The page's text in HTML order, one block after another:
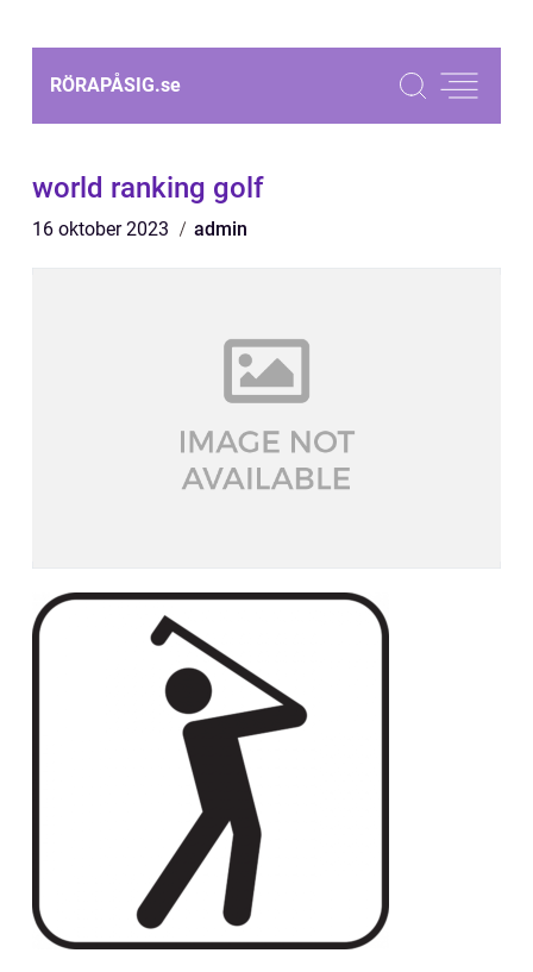
RÖRAPÅSIG.se
world ranking golf
16 oktober 2023 admin